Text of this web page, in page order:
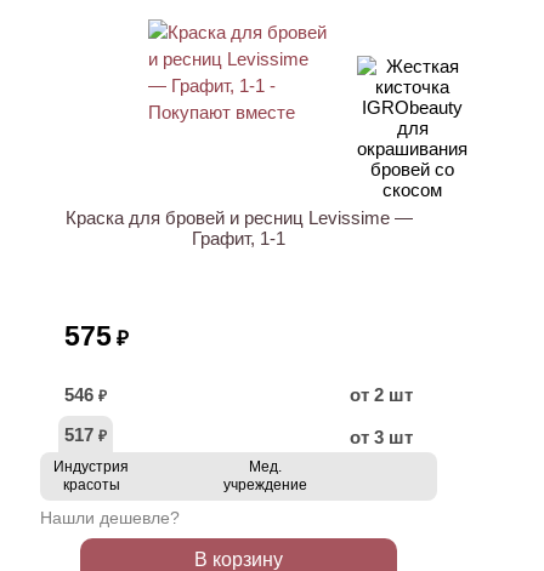
Краска для бровей и ресниц Levissime —
Графит, 1-1
575 ₽
546 ₽
от 2 шт
517 ₽ от 3 шт
Индустрия
красоты
Мед.
учреждение
Нашли дешевле?
В корзину